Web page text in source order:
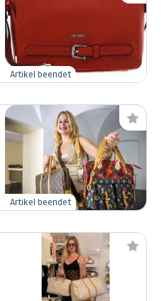
Artikel beendet
Artikel beendet